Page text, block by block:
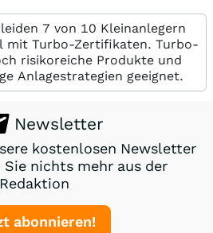
7 von 10 Kleinanlegern
mit Turbo-Zertifikaten. Turbo-
risikoreiche Produkte und
Anlagestrategien geeignet.
Newsletter
kostenlosen Newsletter
Sie nichts mehr aus der
Redaktion
abonnieren!